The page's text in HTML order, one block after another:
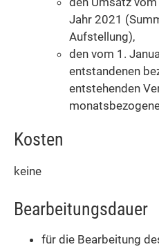
Jahr 2021
Aufstellung),
den vom 1.
entstandenen
entstehenden
Kosten
keine
Bearbeitungsdauer
für die Bearbeitung